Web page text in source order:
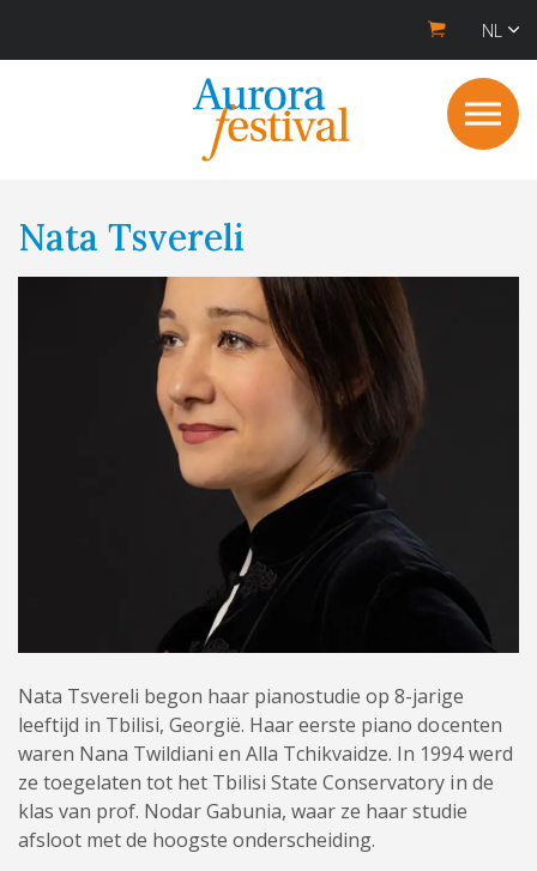
NL
Nata Tsvereli
Nata Tsvereli begon haar pianostudie op 8-jarige
leeftijd in Tbilisi, Georgië. Haar eerste piano docenten
waren Nana Twildiani en Alla Tchikvaidze. In 1994 werd
ze toegelaten tot het Tbilisi State Conservatory in de
klas van prof. Nodar Gabunia, waar ze haar studie
afsloot met de hoogste onderscheiding.